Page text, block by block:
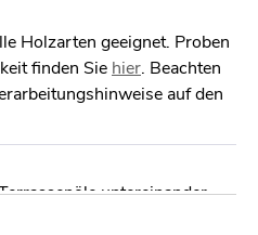
Holzarten geeignet. Proben
finden Sie hier. Beachten
auf den
untereinander
Anthrazit) Viele Grüße R. S.